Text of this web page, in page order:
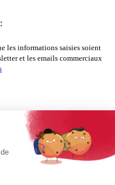
les informations saisies soient
et les emails commerciaux